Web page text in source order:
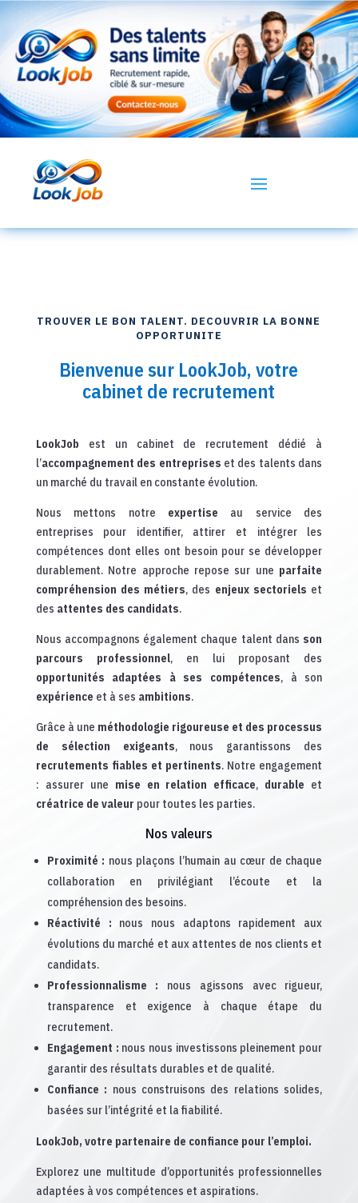
TROUVER LE BON TALENT. DECOUVRIR LA BONNE
OPPORTUNITE
Bienvenue sur LookJob, votre
cabinet de recrutement
LookJob est un cabinet de recrutement dédié à
l’accompagnement des entreprises et des talents dans
un marché du travail en constante évolution.
Nous mettons notre expertise au service des
entreprises pour identifier, attirer et intégrer les
compétences dont elles ont besoin pour se développer
durablement. Notre approche repose sur une parfaite
compréhension des métiers, des enjeux sectoriels et
des attentes des candidats.
Nous accompagnons également chaque talent dans son
parcours professionnel, en lui proposant des
opportunités adaptées à ses compétences, à son
expérience et à ses ambitions.
Grâce à une méthodologie rigoureuse et des processus
de sélection exigeants, nous garantissons des
recrutements fiables et pertinents. Notre engagement
: assurer une mise en relation efficace, durable et
créatrice de valeur pour toutes les parties.
Nos valeurs
Proximité : nous plaçons l’humain au cœur de chaque
collaboration en privilégiant l’écoute et la
compréhension des besoins.
Réactivité : nous nous adaptons rapidement aux
évolutions du marché et aux attentes de nos clients et
candidats.
Professionnalisme : nous agissons avec rigueur,
transparence et exigence à chaque étape du
recrutement.
Engagement : nous nous investissons pleinement pour
garantir des résultats durables et de qualité.
Confiance : nous construisons des relations solides,
basées sur l’intégrité et la fiabilité.
LookJob, votre partenaire de confiance pour l’emploi.
Explorez une multitude d’opportunités professionnelles
adaptées à vos compétences et aspirations.